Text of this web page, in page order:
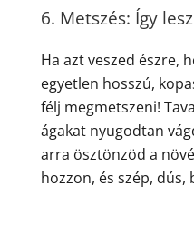
6. Metszés: Így
Ha azt veszed észre,
egyetlen hosszú,
félj megmetszeni!
ágakat nyugodtan
arra ösztönzöd a
hozzon, és szép,